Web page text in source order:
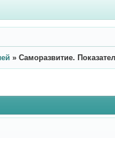
» Саморазвитие.